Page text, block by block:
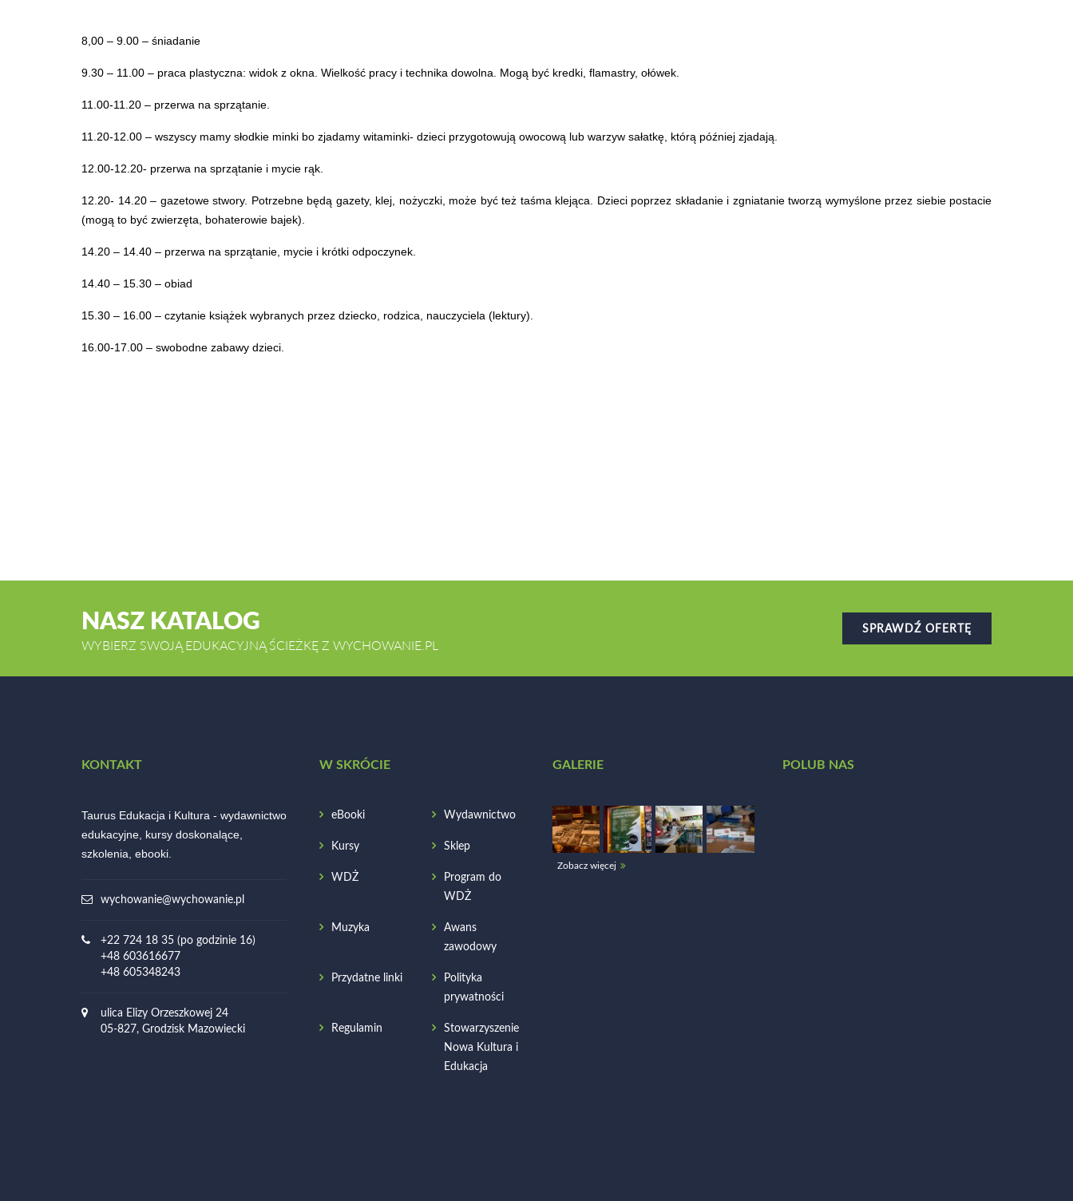
8,00 – 9.00 – śniadanie
9.30 – 11.00 – praca plastyczna: widok z okna. Wielkość pracy i technika dowolna. Mogą być kredki, flamastry, ołówek.
11.00-11.20 – przerwa na sprzątanie.
11.20-12.00 – wszyscy mamy słodkie minki bo zjadamy witaminki- dzieci przygotowują owocową lub warzyw sałatkę, którą później zjadają.
12.00-12.20- przerwa na sprzątanie i mycie rąk.
12.20- 14.20 – gazetowe stwory. Potrzebne będą gazety, klej, nożyczki, może być też taśma klejąca. Dzieci poprzez składanie i zgniatanie tworzą wymyślone przez siebie postacie
(mogą to być zwierzęta, bohaterowie bajek).
14.20 – 14.40 – przerwa na sprzątanie, mycie i krótki odpoczynek.
14.40 – 15.30 – obiad
15.30 – 16.00 – czytanie książek wybranych przez dziecko, rodzica, nauczyciela (lektury).
16.00-17.00 – swobodne zabawy dzieci.
NASZ KATALOG
WYBIERZ SWOJĄ EDUKACYJNĄ ŚCIEŻKĘ Z WYCHOWANIE.PL
SPRAWDŹ OFERTĘ
KONTAKT
Taurus Edukacja i Kultura - wydawnictwo
edukacyjne, kursy doskonalące,
szkolenia, ebooki.
wychowanie@wychowanie.pl
+22 724 18 35 (po godzinie 16)
+48 603616677
+48 605348243
ulica Elizy Orzeszkowej 24
05-827, Grodzisk Mazowiecki
W SKRÓCIE
eBooki Wydawnictwo
Kursy Sklep
WDŻ
Program do
WDŻ
Muzyka
Awans
zawodowy
Przydatne linki
Polityka
prywatności
Regulamin
Stowarzyszenie
Nowa Kultura i
Edukacja
GALERIE
Zobacz więcej
POLUB NAS